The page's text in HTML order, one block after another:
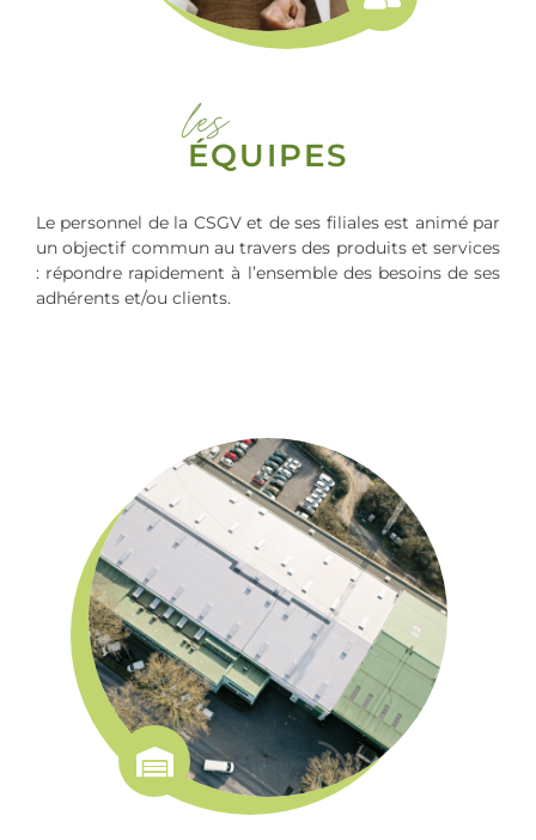
les
ÉQUIPES
Le personnel de la CSGV et de ses filiales est animé par
un objectif commun au travers des produits et services
: répondre rapidement à l’ensemble des besoins de ses
adhérents et/ou clients.